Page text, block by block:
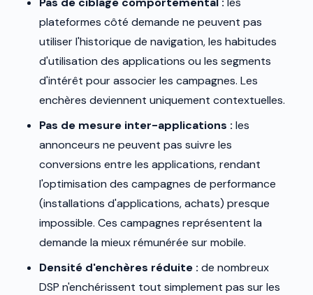
plateformes côté demande ne peuvent pas
utiliser l'historique de navigation, les habitudes
d'utilisation des applications ou les segments
d'intérêt pour associer les campagnes. Les
enchères deviennent uniquement contextuelles.
Pas de mesure inter-applications : les
annonceurs ne peuvent pas suivre les
conversions entre les applications, rendant
l'optimisation des campagnes de performance
(installations d'applications, achats) presque
impossible. Ces campagnes représentent la
demande la mieux rémunérée sur mobile.
Densité d'enchères réduite : de nombreux
DSP n'enchérissent tout simplement pas sur les